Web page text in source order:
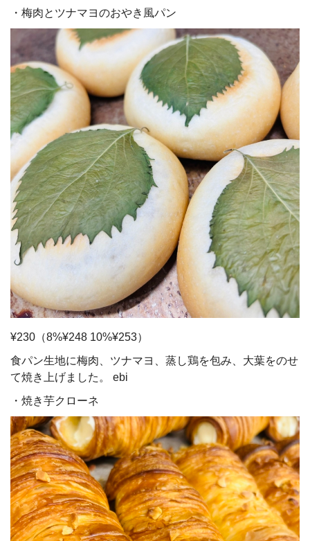
・梅肉とツナマヨのおやき風パン
¥230（8%¥248 10%¥253）
食パン生地に梅肉、ツナマヨ、蒸し鶏を包み、大葉をのせ
て焼き上げました。 ebi
・焼き芋クローネ